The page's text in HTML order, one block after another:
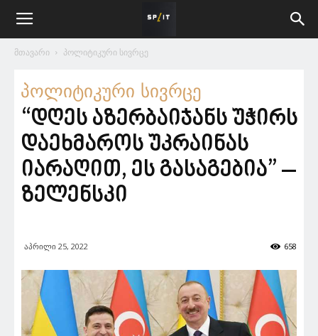
მთავარი პოლიტიკური სივრცე
პოლიტიკური სივრცე
“დღეს აზერბაიჯანს უჭირს
დაეხმაროს უკრაინას
იარაღით, ეს გასაგებია” –
ზელენსკი
აპრილი 25, 2022 658